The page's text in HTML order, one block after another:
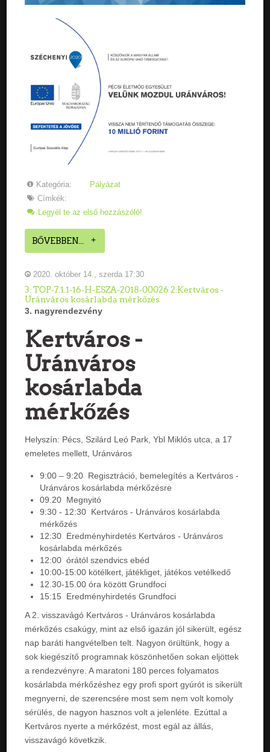
Kategória:
Pályázat
Címkék:
Legyél te az első hozzászóló!
BŐVEBBEN...
2020. október 14., szerda 17:30
3. TOP-7.1.1-16-H-ESZA-2018-00026 2.Kertváros -
Uránváros kosárlabda mérkőzés
3. nagyrendezvény
Kertváros -
Uránváros
kosárlabda
mérkőzés
Helyszín: Pécs, Szilárd Leó Park, Ybl Miklós utca, a 17
emeletes mellett, Uránváros
9:00 – 9:20 Regisztráció, bemelegítés a Kertváros -
Uránváros kosárlabda mérkőzésre
09.20 Megnyitó
9:30 - 12:30 Kertváros - Uránváros kosárlabda
mérkőzés
12:30 Eredményhirdetés Kertváros - Uránváros
kosárlabda mérkőzés
12:00 órától szendvics ebéd
10:00-15:00 kötélkert, játékliget, játékos vetélkedő
12.30-15.00 óra között Grundfoci
15:15 Eredményhirdetés Grundfoci
A 2. visszavágó Kertváros - Uránváros kosárlabda
mérkőzés csakúgy, mint az első igazán jól sikerült, egész
nap baráti hangvételben telt. Nagyon örültünk, hogy a
sok kiegészítő programnak köszönhetően sokan eljöttek
a rendezvényre. A maratoni 180 perces folyamatos
kosárlabda mérkőzéshez egy profi sport gyúrót is sikerült
megnyerni, de szerencsére most sem nem volt komoly
sérülés, de nagyon hasznos volt a jelenléte. Ezúttal a
Kertváros nyerte a mérkőzést, most egál az állás,
visszavágó követkzik.